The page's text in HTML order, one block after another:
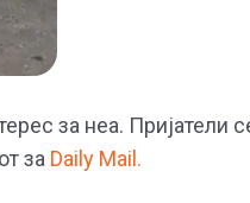
за неа. Пријатели
за Daily Mail.